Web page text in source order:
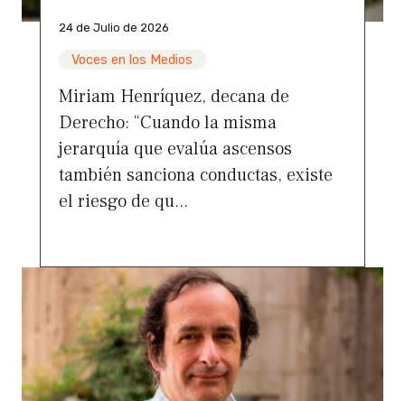
24 de Julio de 2026
Voces en los Medios
Miriam Henríquez, decana de
Derecho: “Cuando la misma
jerarquía que evalúa ascensos
también sanciona conductas, existe
el riesgo de qu...